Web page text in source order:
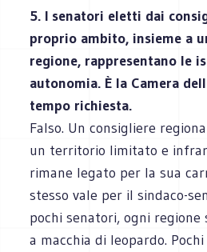
5. I senatori eletti dai
proprio ambito, insieme a
regione, rappresentano le
autonomia. È la Camera
tempo richiesta.
Falso. Un consigliere
un territorio limitato e
rimane legato per la sua
stesso vale per il sindaco-
pochi senatori, ogni
a macchia di leopardo.